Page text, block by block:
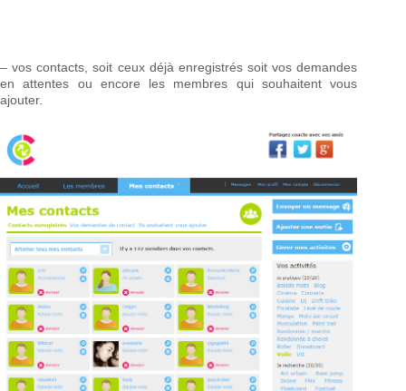
– vos contacts, soit ceux déjà enregistrés soit vos demandes
en attentes ou encore les membres qui souhaitent vous
ajouter.